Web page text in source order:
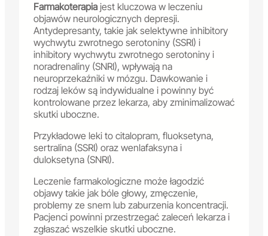
Farmakoterapia jest kluczowa w leczeniu
objawów neurologicznych depresji.
Antydepresanty, takie jak selektywne inhibitory
wychwytu zwrotnego serotoniny (SSRI) i
inhibitory wychwytu zwrotnego serotoniny i
noradrenaliny (SNRI), wpływają na
neuroprzekaźniki w mózgu. Dawkowanie i
rodzaj leków są indywidualne i powinny być
kontrolowane przez lekarza, aby zminimalizować
skutki uboczne.
Przykładowe leki to citalopram, fluoksetyna,
sertralina (SSRI) oraz wenlafaksyna i
duloksetyna (SNRI).
Leczenie farmakologiczne może łagodzić
objawy takie jak bóle głowy, zmęczenie,
problemy ze snem lub zaburzenia koncentracji.
Pacjenci powinni przestrzegać zaleceń lekarza i
zgłaszać wszelkie skutki uboczne.